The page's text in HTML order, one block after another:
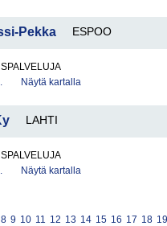
Pekka ESPOO
Näytä kartalla
LAHTI
Näytä kartalla
8 9 10 11 12 13 14 15 16 17 18 19